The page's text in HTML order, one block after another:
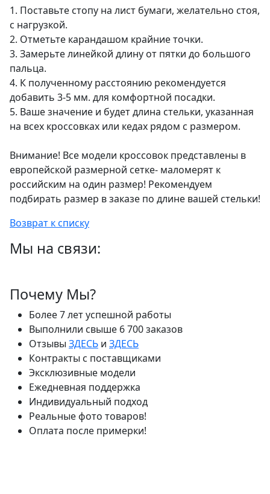
1. Поставьте стопу на лист бумаги, желательно стоя,
с нагрузкой.
2. Отметьте карандашом крайние точки.
3. Замерьте линейкой длину от пятки до большого
пальца.
4. К полученному расстоянию рекомендуется
добавить 3-5 мм. для комфортной посадки.
5. Ваше значение и будет длина стельки, указанная
на всех кроссовках или кедах рядом с размером.
Внимание! Все модели кроссовок представлены в
европейской размерной сетке- маломерят к
российским на один размер! Рекомендуем
подбирать размер в заказе по длине вашей стельки!
Возврат к списку
Мы на связи:
Почему Мы?
Более 7 лет успешной работы
Выполнили свыше 6 700 заказов
Отзывы ЗДЕСЬ и ЗДЕСЬ
Контракты с поставщиками
Эксклюзивные модели
Ежедневная поддержка
Индивидуальный подход
Реальные фото товаров!
Оплата после примерки!